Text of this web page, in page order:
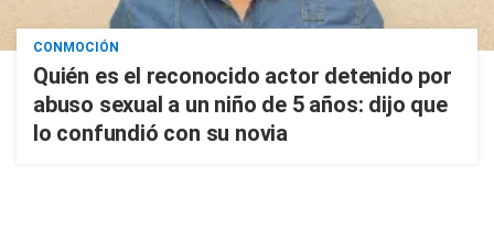
CONMOCIÓN
Quién es el reconocido actor detenido por
abuso sexual a un niño de 5 años: dijo que
lo confundió con su novia